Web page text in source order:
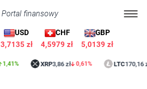
Portal finansowy
USD
3,7135 zł
CHF
4,5979 zł
GBP
5,0139 zł
XRP 3,86 zł 0,61% LTC 170,16 zł